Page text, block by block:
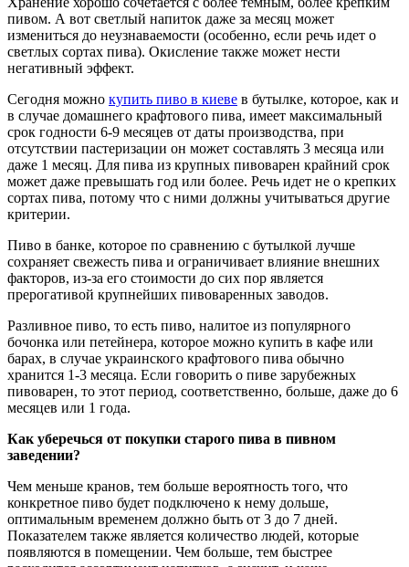
пивом. А вот светлый напиток даже за месяц может
измениться до неузнаваемости (особенно, если речь идет о
светлых сортах пива). Окисление также может нести
негативный эффект.
Сегодня можно купить пиво в киеве в бутылке, которое, как и
в случае домашнего крафтового пива, имеет максимальный
срок годности 6-9 месяцев от даты производства, при
отсутствии пастеризации он может составлять 3 месяца или
даже 1 месяц. Для пива из крупных пивоварен крайний срок
может даже превышать год или более. Речь идет не о крепких
сортах пива, потому что с ними должны учитываться другие
критерии.
Пиво в банке, которое по сравнению с бутылкой лучше
сохраняет свежесть пива и ограничивает влияние внешних
факторов, из-за его стоимости до сих пор является
прерогативой крупнейших пивоваренных заводов.
Разливное пиво, то есть пиво, налитое из популярного
бочонка или петейнера, которое можно купить в кафе или
барах, в случае украинского крафтового пива обычно
хранится 1-3 месяца. Если говорить о пиве зарубежных
пивоварен, то этот период, соответственно, больше, даже до 6
месяцев или 1 года.
Как уберечься от покупки старого пива в пивном
заведении?
Чем меньше кранов, тем больше вероятность того, что
конкретное пиво будет подключено к нему дольше,
оптимальным временем должно быть от 3 до 7 дней.
Показателем также является количество людей, которые
появляются в помещении. Чем больше, тем быстрее